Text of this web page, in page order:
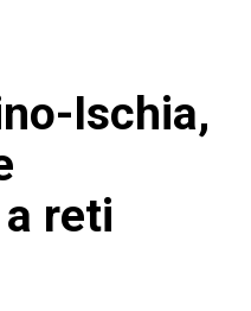
Ischia,
reti